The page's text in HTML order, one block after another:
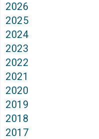
2026
2025
2024
2023
2022
2021
2020
2019
2018
2017